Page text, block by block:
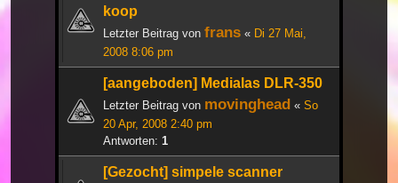
koop
Letzter Beitrag von frans « Di 27 Mai,
2008 8:06 pm
[aangeboden] Medialas DLR-350
Letzter Beitrag von movinghead « So
20 Apr, 2008 2:40 pm
Antworten: 1
[Gezocht] simpele scanner